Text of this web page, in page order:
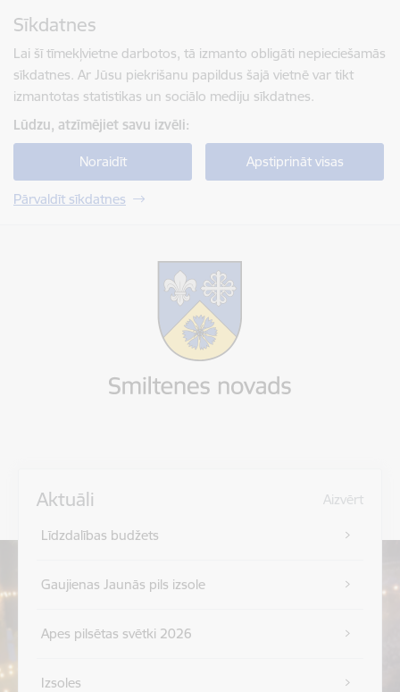
Sīkdatnes
Lai šī tīmekļvietne darbotos, tā izmanto obligāti nepieciešamās
sīkdatnes. Ar Jūsu piekrišanu papildus šajā vietnē var tikt
izmantotas statistikas un sociālo mediju sīkdatnes.
Lūdzu, atzīmējiet savu izvēli:
Noraidīt Apstiprināt visas
Pārvaldīt sīkdatnes
Aktuāli Aizvērt
Līdzdalības budžets
Gaujienas Jaunās pils izsole
Apes pilsētas svētki 2026
Izsoles